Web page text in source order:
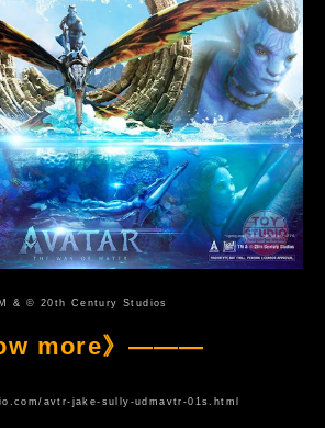
& © 20th Century Studios
more》———
avtr-jake-sully-udmavtr-01s.html